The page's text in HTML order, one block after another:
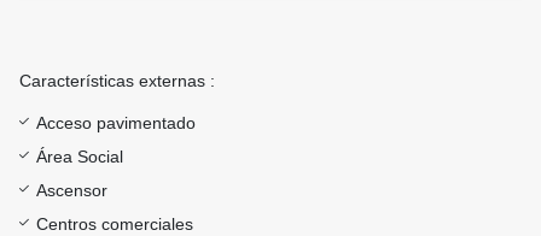
Características externas :
Acceso pavimentado
Área Social
Ascensor
Centros comerciales